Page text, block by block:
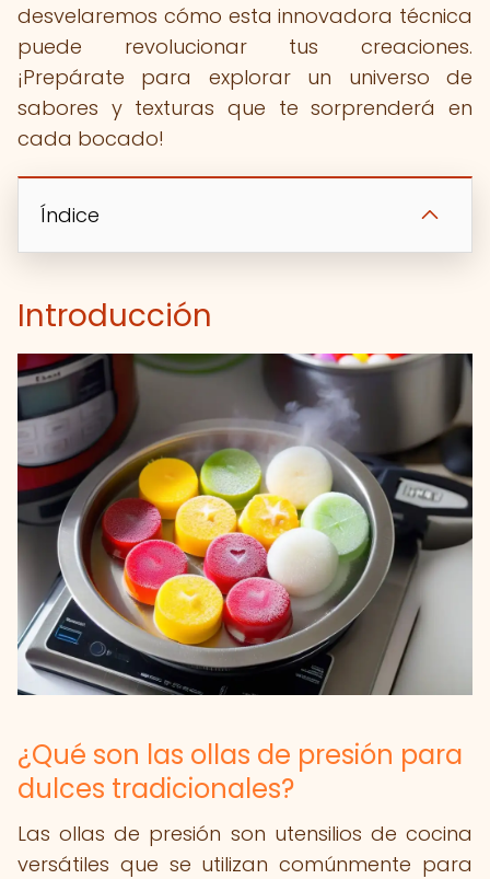
desvelaremos cómo esta innovadora técnica
puede revolucionar tus creaciones.
¡Prepárate para explorar un universo de
sabores y texturas que te sorprenderá en
cada bocado!
Índice
Introducción
¿Qué son las ollas de presión para
dulces tradicionales?
Las ollas de presión son utensilios de cocina
versátiles que se utilizan comúnmente para